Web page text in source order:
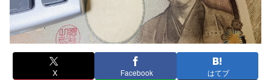
X Facebook はてブ